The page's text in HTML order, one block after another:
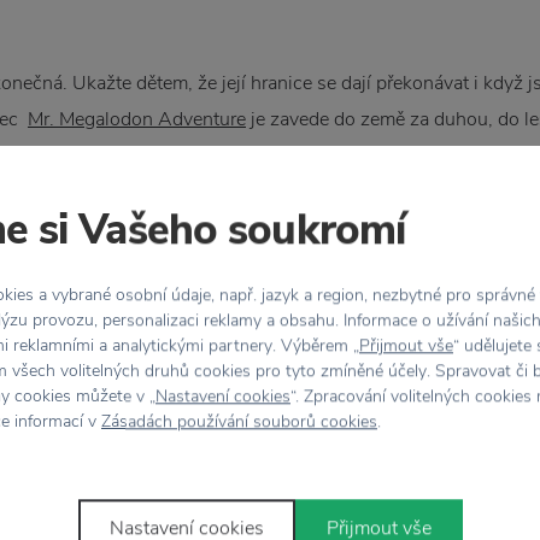
Ukažte dětem, že její hranice se dají překonávat i když
Mr. Megalodon Adventure je zavede do země za duhou, do
jsou snad dvakrát ročně? Pokud je to pro vás ten
těšit. A pokud máte děti, dostanou najednou Vánoce
malý stromeček v dětském pokojivánočními figurkami, nebo
na ten velký a opravdový stromeček. Zapojíte je tak do
dny do Štědrého dne, přichystejte pro něadventní kalendářa
Na
nástěnný adventní kalendářpřipevníte pomocí malých
si Vašeho soukromí
a vybrané osobní údaje, např. jazyk a region, nezbytné pro
provozu, personalizaci reklamy a obsahu. Informace o užívání
reklamními a analytickými partnery. Výběrem „Přijmout vše“ udělujete
všech volitelných druhů cookies pro tyto zmíněné účely. Spravovat či
cookies můžete v „Nastavení cookies“. Zpracování volitelných cookies
informací v Zásadách používání souborů cookies.
Nastavení cookies Přijmout vše